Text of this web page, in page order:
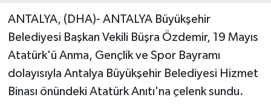
ANTALYA, (DHA)- ANTALYA Büyükşehir
Belediyesi Başkan Vekili Büşra Özdemir, 19 Mayıs
Atatürk'ü Anma, Gençlik ve Spor Bayramı
dolayısıyla Antalya Büyükşehir Belediyesi Hizmet
Binası önündeki Atatürk Anıtı'na çelenk sundu.